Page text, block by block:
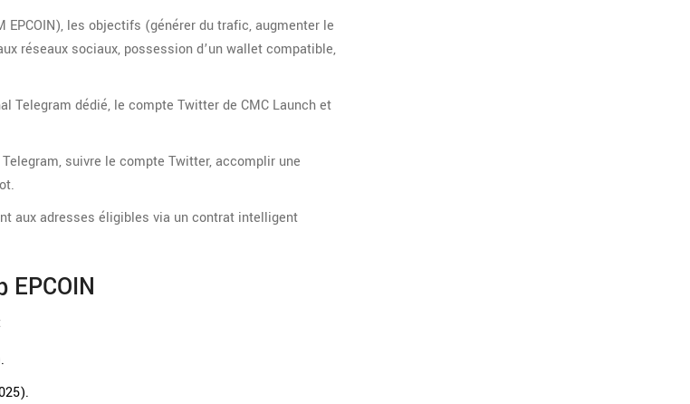
les objectifs (générer du trafic, augmenter le
réseaux sociaux, possession d’un wallet compatible,
Telegram dédié, le compte Twitter de CMC Launch et
suivre le compte Twitter, accomplir une
aux adresses éligibles via un contrat intelligent